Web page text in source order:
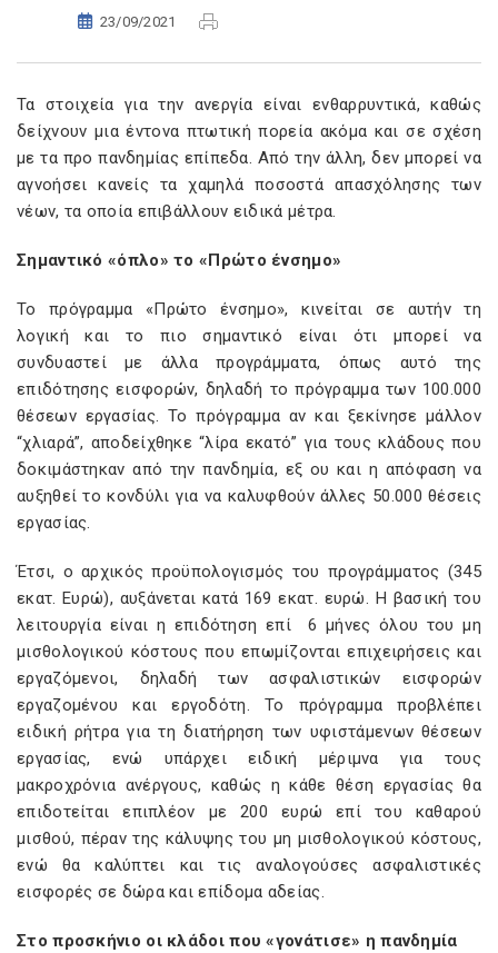
23/09/2021
Τα στοιχεία για την ανεργία είναι ενθαρρυντικά, καθώς
δείχνουν μια έντονα πτωτική πορεία ακόμα και σε σχέση
με τα προ πανδημίας επίπεδα. Από την άλλη, δεν μπορεί να
αγνοήσει κανείς τα χαμηλά ποσοστά απασχόλησης των
νέων, τα οποία επιβάλλουν ειδικά μέτρα.
Σημαντικό «όπλο» το «Πρώτο ένσημο»
Το πρόγραμμα «Πρώτο ένσημο», κινείται σε αυτήν τη
λογική και το πιο σημαντικό είναι ότι μπορεί να
συνδυαστεί με άλλα προγράμματα, όπως αυτό της
επιδότησης εισφορών, δηλαδή το πρόγραμμα των 100.000
θέσεων εργασίας. Το πρόγραμμα αν και ξεκίνησε μάλλον
“χλιαρά”, αποδείχθηκε “λίρα εκατό” για τους κλάδους που
δοκιμάστηκαν από την πανδημία, εξ ου και η απόφαση να
αυξηθεί το κονδύλι για να καλυφθούν άλλες 50.000 θέσεις
εργασίας.
Έτσι, ο αρχικός προϋπολογισμός του προγράμματος (345
εκατ. Ευρώ), αυξάνεται κατά 169 εκατ. ευρώ. Η βασική του
λειτουργία είναι η επιδότηση επί 6 μήνες όλου του μη
μισθολογικού κόστους που επωμίζονται επιχειρήσεις και
εργαζόμενοι, δηλαδή των ασφαλιστικών εισφορών
εργαζομένου και εργοδότη. Το πρόγραμμα προβλέπει
ειδική ρήτρα για τη διατήρηση των υφιστάμενων θέσεων
εργασίας, ενώ υπάρχει ειδική μέριμνα για τους
μακροχρόνια ανέργους, καθώς η κάθε θέση εργασίας θα
επιδοτείται επιπλέον με 200 ευρώ επί του καθαρού
μισθού, πέραν της κάλυψης του μη μισθολογικού κόστους,
ενώ θα καλύπτει και τις αναλογούσες ασφαλιστικές
εισφορές σε δώρα και επίδομα αδείας.
Στο προσκήνιο οι κλάδοι που «γονάτισε» η πανδημία